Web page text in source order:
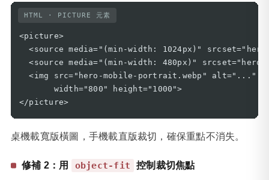
HTML · PICTURE 元素
<picture>
<source media="(min-width: 1024px)"
<source media="(min-width: 480px)"
  <img src="hero-mobile-portrait.webp" alt="..."
       width="800" height="1000">
</picture>
桌機載寬版橫圖，手機載直版裁切，確保重點不消失。
修補 2：用 object-fit 控制裁切焦點